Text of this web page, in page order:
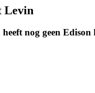
Levin
nog geen Edison